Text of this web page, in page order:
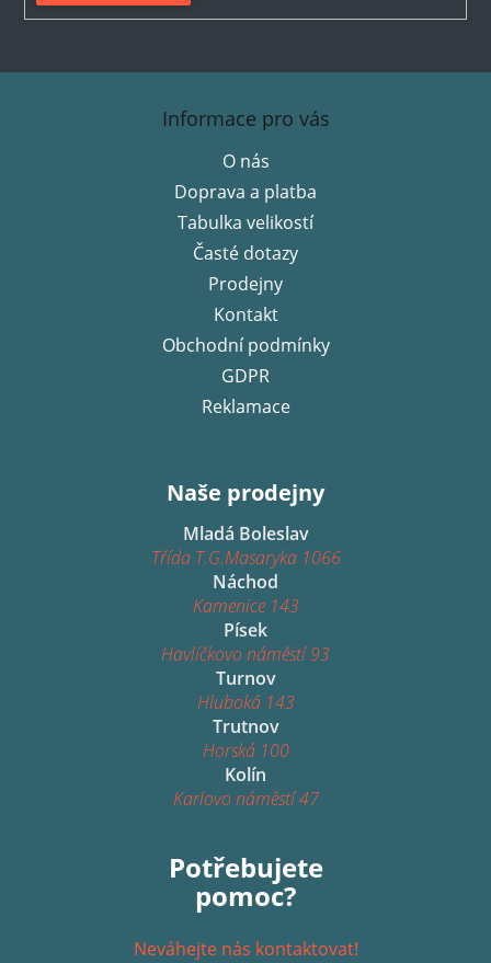
Z
Informace pro vás
O nás
Doprava a platba
Tabulka velikostí
Časté dotazy
Prodejny
Kontakt
Obchodní podmínky
GDPR
Reklamace
Naše prodejny
Mladá Boleslav
Třída T.G.Masaryka 1066
Náchod
Kamenice 143
Písek
Havlíčkovo náměstí 93
Turnov
Hluboká 143
Trutnov
Horská 100
Kolín
Karlovo náměstí 47
Potřebujete
pomoc?
Neváhejte nás kontaktovat!